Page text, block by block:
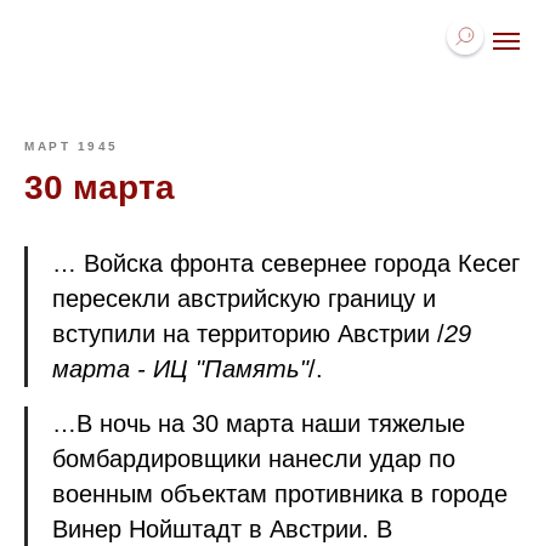
МАРТ 1945
30 марта
… Войска фронта севернее города Кесег
пересекли австрийскую границу и
вступили на территорию Австрии /29
марта - ИЦ "Память"/.
…В ночь на 30 марта наши тяжелые
бомбардировщики нанесли удар по
военным объектам противника в городе
Винер Нойштадт в Австрии. В